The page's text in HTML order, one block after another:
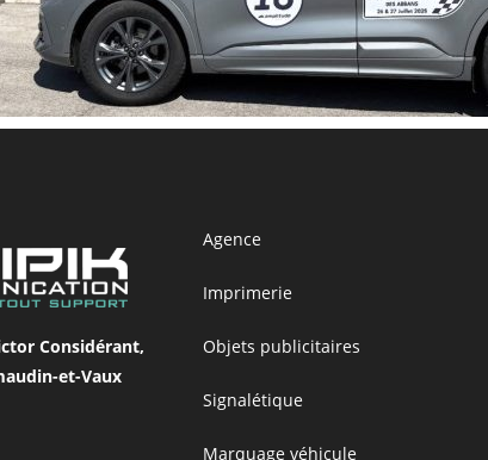
Considérant,
et-Vaux
Agence
Imprimerie
Objets publicitaires
Signalétique
Marquage véhicule